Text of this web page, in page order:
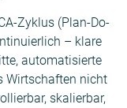
Zyklus (Plan-Do-
– klare
automatisierte
Wirtschaften nicht
skalierbar,